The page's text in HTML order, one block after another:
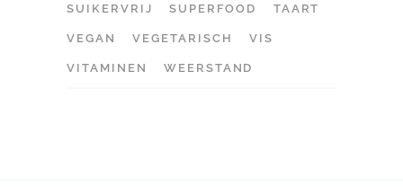
SUIKERVRIJ SUPERFOOD TAART
VEGAN VEGETARISCH VIS
VITAMINEN WEERSTAND